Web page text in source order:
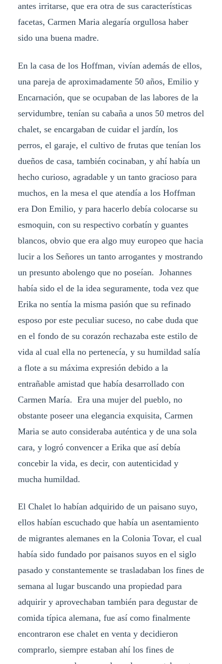
antes irritarse, que era otra de sus características
facetas, Carmen Maria alegaría orgullosa haber
sido una buena madre.
En la casa de los Hoffman, vivían además de ellos,
una pareja de aproximadamente 50 años, Emilio y
Encarnación, que se ocupaban de las labores de la
servidumbre, tenían su cabaña a unos 50 metros del
chalet, se encargaban de cuidar el jardín, los
perros, el garaje, el cultivo de frutas que tenían los
dueños de casa, también cocinaban, y ahí había un
hecho curioso, agradable y un tanto gracioso para
muchos, en la mesa el que atendía a los Hoffman
era Don Emilio, y para hacerlo debía colocarse su
esmoquin, con su respectivo corbatín y guantes
blancos, obvio que era algo muy europeo que hacia
lucir a los Señores un tanto arrogantes y mostrando
un presunto abolengo que no poseían. Johannes
había sido el de la idea seguramente, toda vez que
Erika no sentía la misma pasión que su refinado
esposo por este peculiar suceso, no cabe duda que
en el fondo de su corazón rechazaba este estilo de
vida al cual ella no pertenecía, y su humildad salía
a flote a su máxima expresión debido a la
entrañable amistad que había desarrollado con
Carmen María. Era una mujer del pueblo, no
obstante poseer una elegancia exquisita, Carmen
Maria se auto consideraba auténtica y de una sola
cara, y logró convencer a Erika que así debía
concebir la vida, es decir, con autenticidad y
mucha humildad.
El Chalet lo habían adquirido de un paisano suyo,
ellos habían escuchado que había un asentamiento
de migrantes alemanes en la Colonia Tovar, el cual
había sido fundado por paisanos suyos en el siglo
pasado y constantemente se trasladaban los fines de
semana al lugar buscando una propiedad para
adquirir y aprovechaban también para degustar de
comida típica alemana, fue así como finalmente
encontraron ese chalet en venta y decidieron
comprarlo, siempre estaban ahí los fines de